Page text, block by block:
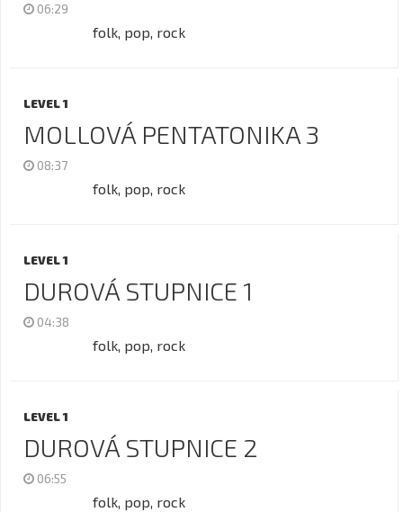
06:29
folk, pop, rock
LEVEL 1
MOLLOVÁ PENTATONIKA 3
08:37
folk, pop, rock
LEVEL 1
DUROVÁ STUPNICE 1
04:38
folk, pop, rock
LEVEL 1
DUROVÁ STUPNICE 2
06:55
folk, pop, rock